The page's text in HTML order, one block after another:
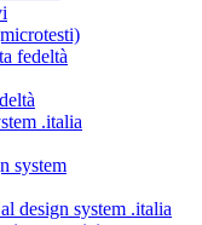
fedeltà
.italia
system
design system .italia